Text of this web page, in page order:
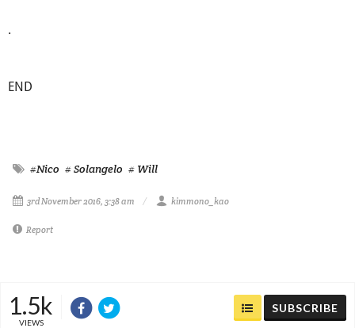
.
END
#Nico # Solangelo # Will
3rd November 2016, 3:38 am kimmono_kao
Report
1.5k
VIEWS
SUBSCRIBE